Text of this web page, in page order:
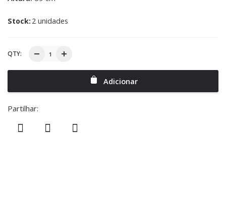
Stock: 2 unidades
QTY:
Adicionar
Partilhar: